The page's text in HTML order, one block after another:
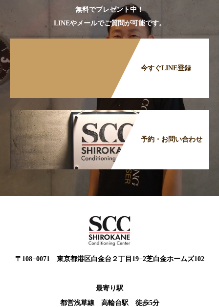
無料でプレゼント中！
LINEやメールでご質問が可能です。
今すぐLINE登録
予約・お問い合わせ
〒108−0071 東京都港区白金台２丁目19−2芝白金ホームズ102
最寄り駅
都営浅草線 高輪台駅 徒歩5分